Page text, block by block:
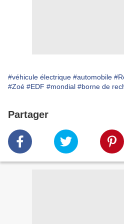
#véhicule électrique #automobile
#Zoé #EDF #mondial #borne de
Partager